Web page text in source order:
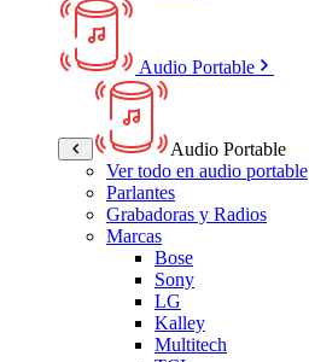
Audio Portable
Audio Portable
Ver todo en audio portable
Parlantes
Grabadoras y Radios
Marcas
Bose
Sony
LG
Kalley
Multitech